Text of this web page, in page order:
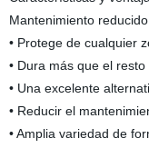
Mantenimiento reducido
• Protege de cualquier
• Dura más que el
• Una excelente
• Reducir el
• Amplia variedad de